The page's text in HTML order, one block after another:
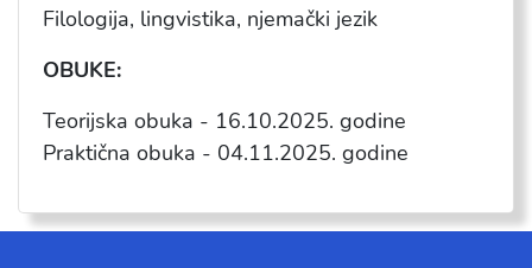
Filologija, lingvistika, njemački jezik
OBUKE:
Teorijska obuka - 16.10.2025. godine
Praktična obuka - 04.11.2025. godine